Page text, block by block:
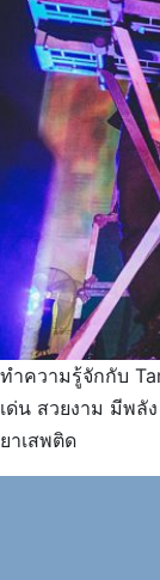
ทำความรู้จักกับ
เด่น สวยงาม มีพลั
ยาเสพติด